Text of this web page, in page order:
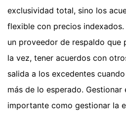
exclusividad total, sino los
flexible con precios
un proveedor de respaldo que
la vez, tener acuerdos con
salida a los excedentes
más de lo esperado. Gestionar
importante como gestionar la